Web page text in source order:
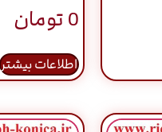
0تومان
اطلاعات بیشتر